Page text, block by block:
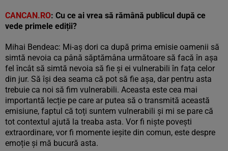
CANCAN.RO: Cu ce ai vrea să rămână publicul după ce
vede primele ediții?
Mihai Bendeac: Mi-aș dori ca după prima emisie oamenii să
simtă nevoia ca până săptămâna următoare să facă în așa
fel încât să simtă nevoia să fie și ei vulnerabili în fața celor
din jur. Să își dea seama că pot să fie așa, dar pentru asta
trebuie ca noi să fim vulnerabili. Aceasta este cea mai
importantă lecție pe care ar putea să o transmită această
emisiune, faptul că toți suntem vulnerabili și mi se pare că
tot contextul ajută la treaba asta. Vor fi niște povești
extraordinare, vor fi momente ieșite din comun, este despre
emoție și mă bucură asta.